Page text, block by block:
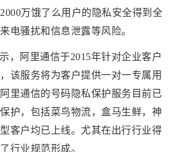
万饿了么用户的隐私安全得到全
电骚扰和信息泄露等风险。
，阿里通信于2015年针对企业客户
该服务将为客户提供一对一专属用
里通信的号码隐私保护服务目前已
护，包括菜鸟物流，盒马生鲜，神
客户均已上线。尤其在出行行业得
行业规范形成。